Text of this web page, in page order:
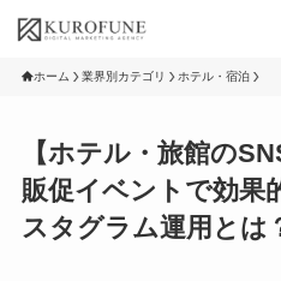
ホーム 業界別カテゴリ ホテル・宿泊
【ホテル・旅館の
販促イベントで効果
スタグラム運用とは